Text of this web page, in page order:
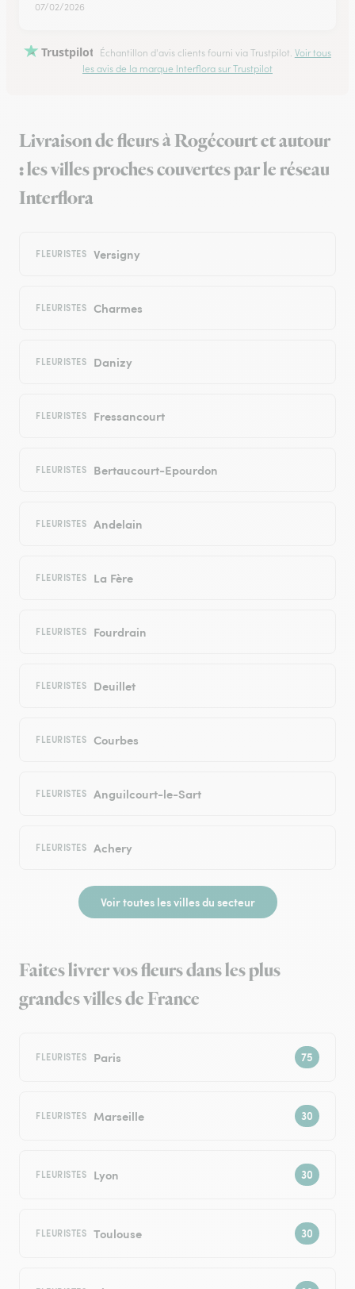
07/02/2026
Trustpilot Échantillon d'avis clients fourni via Trustpilot. Voir tous
les avis de la marque Interflora sur Trustpilot
Livraison de fleurs à Rogécourt et autour
: les villes proches couvertes par le réseau
Interflora
FLEURISTES Versigny
FLEURISTES Charmes
FLEURISTES Danizy
FLEURISTES Fressancourt
FLEURISTES Bertaucourt-Epourdon
FLEURISTES Andelain
FLEURISTES La Fère
FLEURISTES Fourdrain
FLEURISTES Deuillet
FLEURISTES Courbes
FLEURISTES Anguilcourt-le-Sart
FLEURISTES Achery
Voir toutes les villes du secteur
Faites livrer vos fleurs dans les plus
grandes villes de France
FLEURISTES Paris
FLEURISTES Marseille
FLEURISTES Lyon
FLEURISTES Toulouse